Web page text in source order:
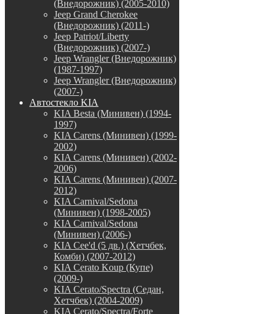
(Внедорожник) (2005-2010)
Jeep Grand Cherokee
(Внедорожник) (2011-)
Jeep Patriot/Liberty
(Внедорожник) (2007-)
Jeep Wrangler (Внедорожник)
(1987-1997)
Jeep Wrangler (Внедорожник)
(2007-)
Автостекло KIA
KIA Besta (Минивен) (1994-
1997)
KIA Carens (Минивен) (1999-
2002)
KIA Carens (Минивен) (2002-
2006)
KIA Carens (Минивен) (2007-
2012)
KIA Carnival/Sedona
(Минивен) (1998-2005)
KIA Carnival/Sedona
(Минивен) (2006-)
KIA Cee'd (5 дв.) (Хетчбек,
Комби) (2007-2012)
KIA Cerato Koup (Купе)
(2009-)
KIA Cerato/Spectra (Седан,
Хетчбек) (2004-2009)
KIA Cerato/Spectra/Forte